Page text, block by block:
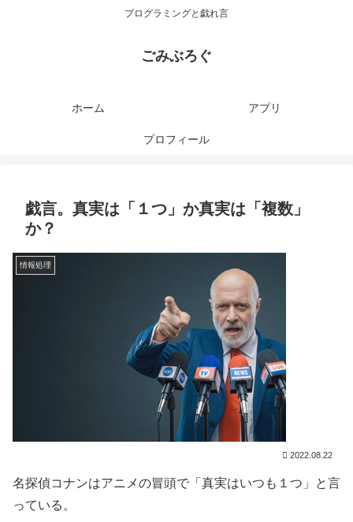
プログラミングと戯れ言
ごみぶろぐ
ホーム アプリ
プロフィール
戯言。真実は「１つ」か真実は「複数」
か？
情報処理
2022.08.22
名探偵コナンはアニメの冒頭で「真実はいつも１つ」と言
っている。